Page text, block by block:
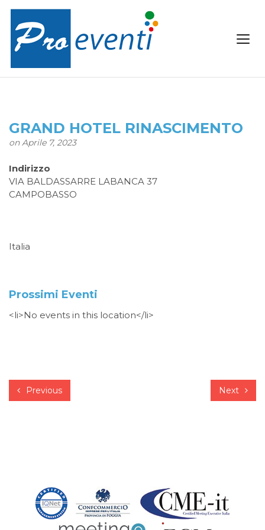
GRAND HOTEL RINASCIMENTO
on Aprile 7, 2023
Indirizzo
VIA BALDASSARRE LABANCA 37
CAMPOBASSO
Italia
Prossimi Eventi
<li>No events in this location</li>
Previous Next